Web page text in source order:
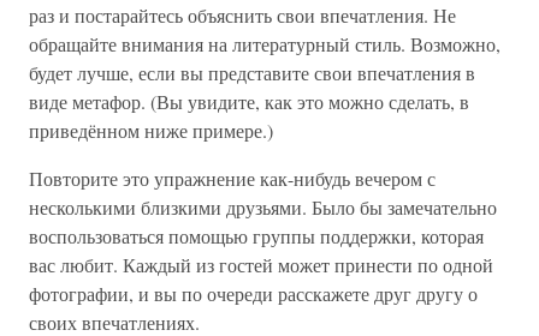
раз и постарайтесь объяснить свои впечатления. Не
обращайте внимания на литературный стиль. Возможно,
будет лучше, если вы представите свои впечатления в
виде метафор. (Вы увидите, как это можно сделать, в
приведённом ниже примере.)
Повторите это упражнение как-нибудь вечером с
несколькими близкими друзьями. Было бы замечательно
воспользоваться помощью группы поддержки, которая
вас любит. Каждый из гостей может принести по одной
фотографии, и вы по очереди расскажете друг другу о
своих впечатлениях.